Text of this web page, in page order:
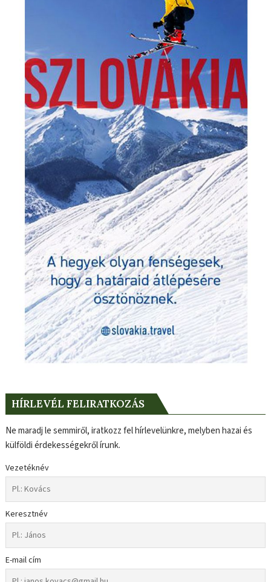
HÍRLEVÉL FELIRATKOZÁS
Ne maradj le semmiről, iratkozz fel hírlevelünkre, melyben hazai és
külföldi érdekességekről írunk.
Vezetéknév
Keresztnév
E-mail cím